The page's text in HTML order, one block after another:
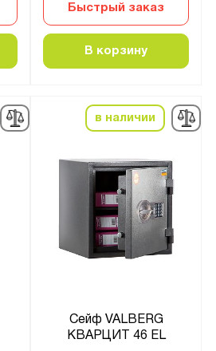
Быстрый заказ
В корзину
в наличии
Сейф VALBERG
КВАРЦИТ 46 EL